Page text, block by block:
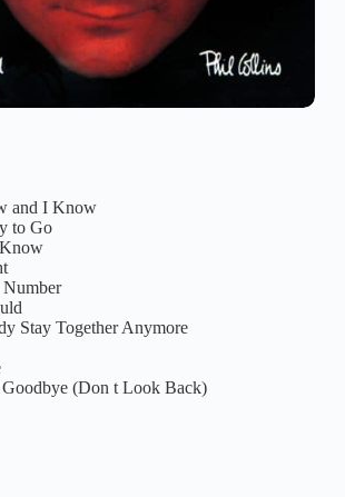
and I Know
to Go
Stay Together Anymore
(Don t Look Back)